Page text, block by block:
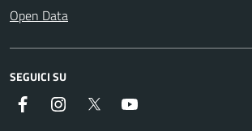
Open Data
SEGUICI SU
Facebook InstagramTwitter